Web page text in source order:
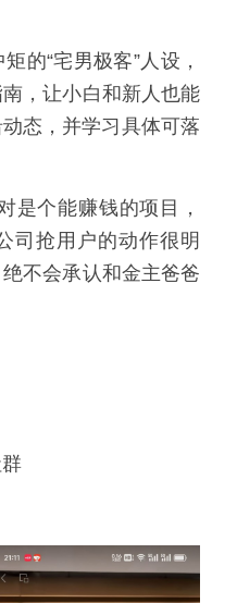
的“宅男极客”人设，
，让小白和新人也能
态，并学习具体可落
是个能赚钱的项目，
司抢用户的动作很明
不会承认和金主爸爸